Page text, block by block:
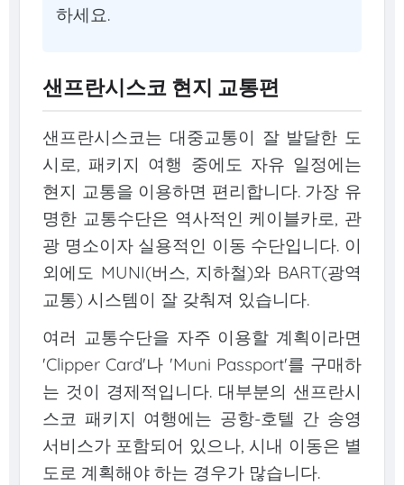
하세요.
샌프란시스코 현지 교통편
샌프란시스코는 대중교통이 잘 발달한 도
시로, 패키지 여행 중에도 자유 일정에는
현지 교통을 이용하면 편리합니다. 가장 유
명한 교통수단은 역사적인 케이블카로, 관
광 명소이자 실용적인 이동 수단입니다. 이
외에도 MUNI(버스, 지하철)와 BART(광역
교통) 시스템이 잘 갖춰져 있습니다.
여러 교통수단을 자주 이용할 계획이라면
'Clipper Card'나 'Muni Passport'를 구매하
는 것이 경제적입니다. 대부분의 샌프란시
스코 패키지 여행에는 공항-호텔 간 송영
서비스가 포함되어 있으나, 시내 이동은 별
도로 계획해야 하는 경우가 많습니다.